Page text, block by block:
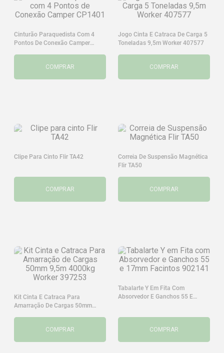
Cinturão Paraquedista Com 4
Pontos De Conexão Camper
COMPRAR
Jogo Cinta E Catraca De Carga 5
Toneladas 9,5m Worker 407577
COMPRAR
Clipe Para Cinto Flir TA42
COMPRAR
Correia De Suspensão Magnética
Flir TA50
COMPRAR
Kit Cinta E Catraca Para
Amarração De Cargas 50mm
COMPRAR
Tabalarte Y Em Fita Com
Absorvedor E Ganchos 55 E
COMPRAR